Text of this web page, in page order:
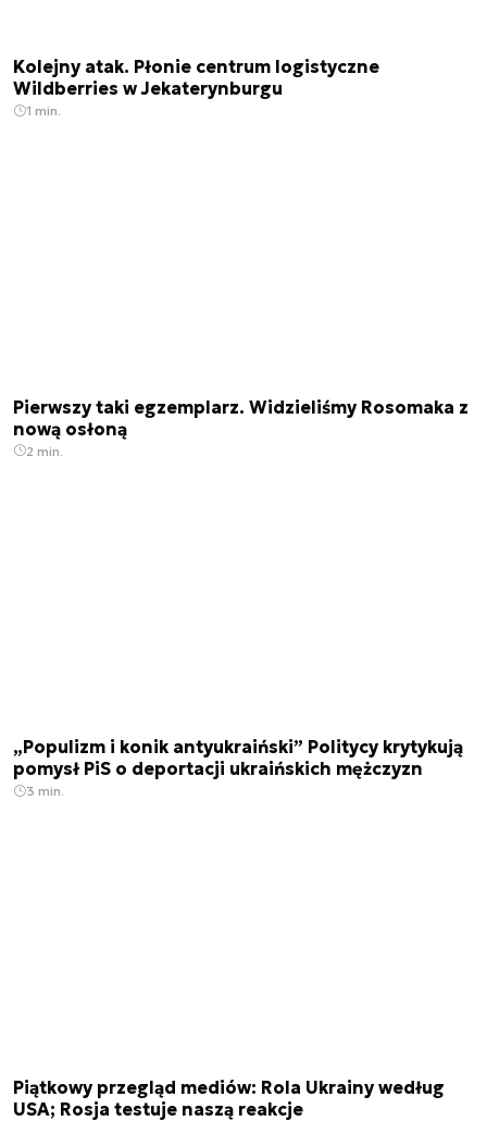
Kolejny atak. Płonie centrum logistyczne
Wildberries w Jekaterynburgu
1 min.
Pierwszy taki egzemplarz. Widzieliśmy Rosomaka z
nową osłoną
2 min.
„Populizm i konik antyukraiński” Politycy krytykują
pomysł PiS o deportacji ukraińskich mężczyzn
3 min.
Piątkowy przegląd mediów: Rola Ukrainy według
USA; Rosja testuje naszą reakcje